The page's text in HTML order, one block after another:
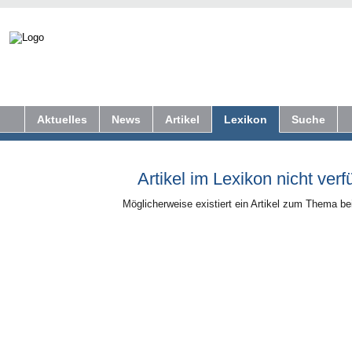
Aktuelles News Artikel Lexikon Suche
Artikel im Lexikon nicht
Möglicherweise existiert ein Artikel zum Thema